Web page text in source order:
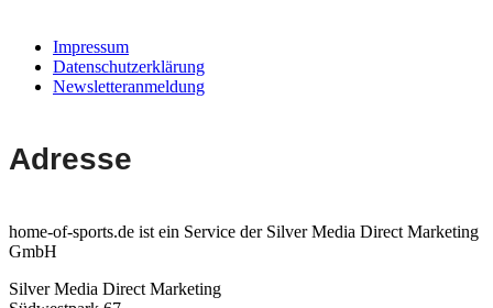
Impressum
Datenschutzerklärung
Newsletteranmeldung
Adresse
home-of-sports.de ist ein Service der Silver Media Direct Marketing
GmbH
Silver Media Direct Marketing